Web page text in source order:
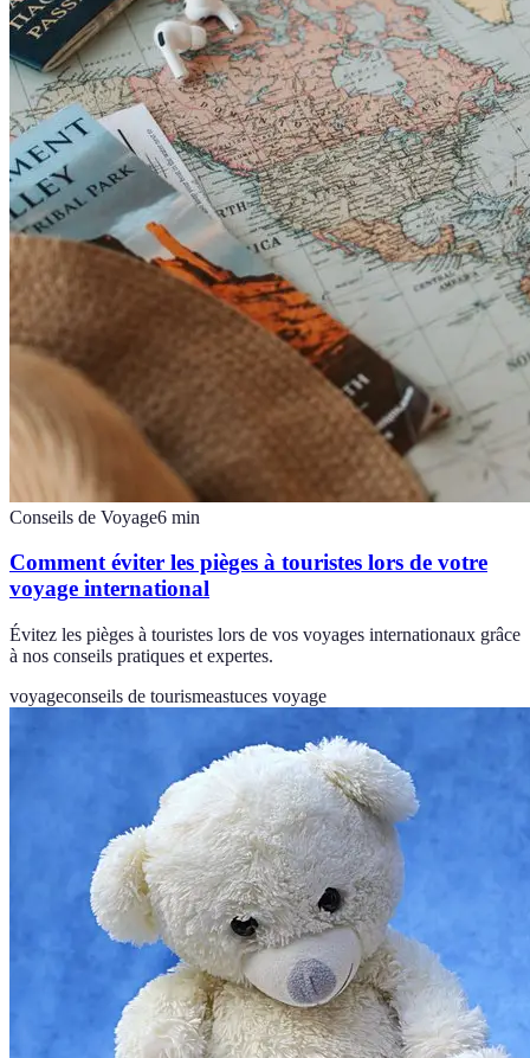
Conseils de Voyage6 min
Comment éviter les pièges à touristes lors de votre
voyage international
Évitez les pièges à touristes lors de vos voyages internationaux grâce
à nos conseils pratiques et expertes.
voyageconseils de tourismeastuces voyage